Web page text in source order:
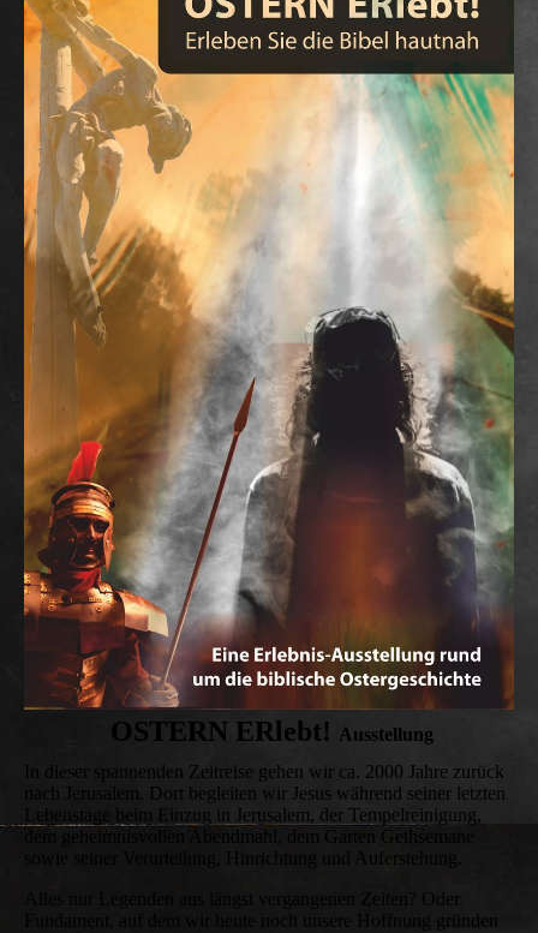
OSTERN ERlebt! Ausstellung
In dieser spannenden Zeitreise gehen wir ca. 2000 Jahre zurück
nach Jerusalem. Dort begleiten wir Jesus während seiner letzten
Lebenstage beim Einzug in Jerusalem, der Tempelreinigung,
dem geheimnisvollen Abendmahl, dem Garten Gethsemane
sowie seiner Verurteilung, Hinrichtung und Auferstehung.
Alles nur Legenden aus längst vergangenen Zeiten? Oder
Fundament, auf dem wir heute noch unsere Hoffnung gründen